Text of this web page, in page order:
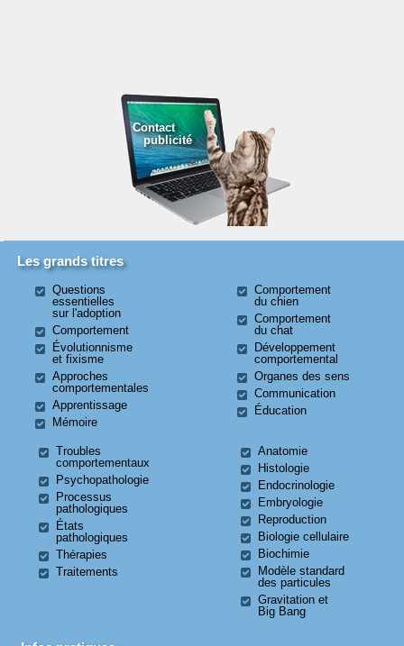
Contact
publicité
Les grands titres
Questions
essentielles
sur l'adoption
Comportement
Évolutionnisme
et fixisme
Approches
comportementales
Apprentissage
Mémoire
Comportement
du chien
Comportement
du chat
Développement
comportemental
Organes des sens
Communication
Éducation
Troubles
comportementaux
Psychopathologie
Processus
pathologiques
États
pathologiques
Thérapies
Traitements
Anatomie
Histologie
Endocrinologie
Embryologie
Reproduction
Biologie cellulaire
Biochimie
Modèle standard
des particules
Gravitation et
Big Bang